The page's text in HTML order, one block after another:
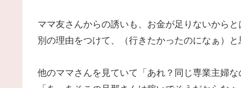
ママ友さんからの誘いも、お金が足りないからと
別の理由をつけて、（行きたかったのになぁ）
他のママさんを見ていて「あれ？同じ専業主婦